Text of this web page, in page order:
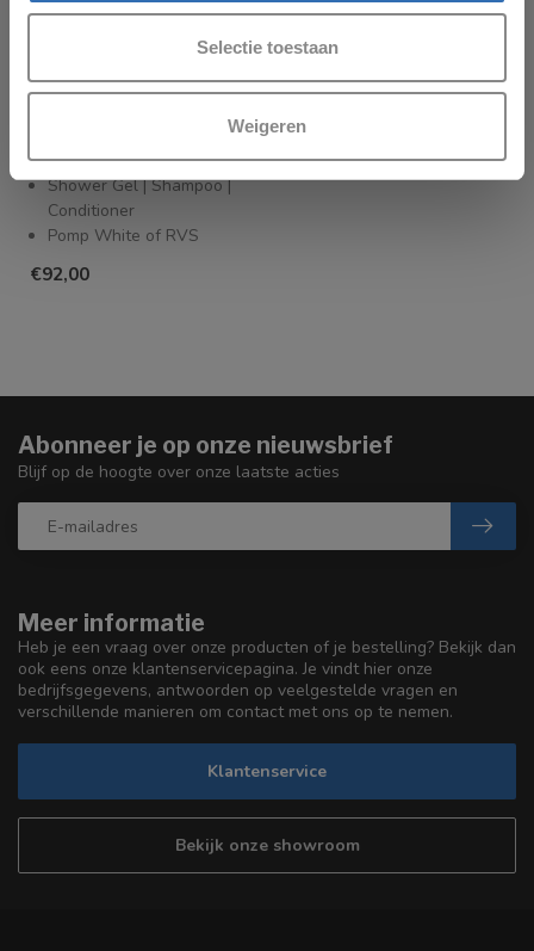
Selectie toestaan
Weigeren
RÉDUZE
Wandmontage
Shower Gel | Shampoo |
Conditioner
Pomp White of RVS
€92,00
Meer informatie
Heb je een vraag over onze producten of je bestelling? Bekijk dan
ook eens onze klantenservicepagina. Je vindt hier onze
bedrijfsgegevens, antwoorden op veelgestelde vragen en
verschillende manieren om contact met ons op te nemen.
Klantenservice
Bekijk onze showroom
Abonneer je op onze nieuwsbrief
Blijf op de hoogte over onze laatste acties